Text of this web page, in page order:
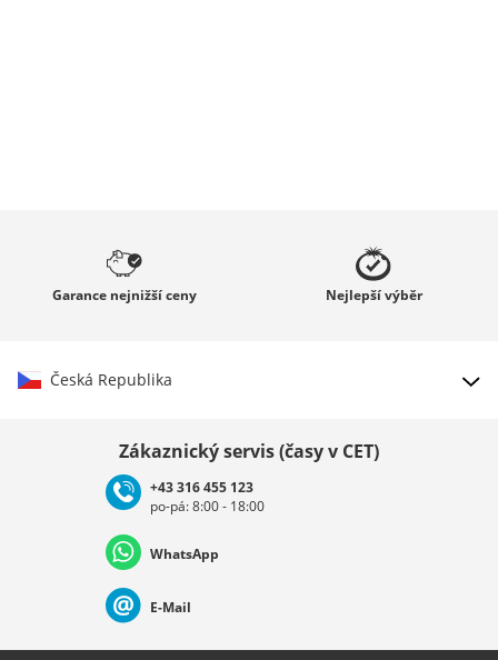
Garance nejnižší ceny Nejlepšívýběr
Česká Republika
Deutschland Österreich
Nederland Italia (Italiano) Italien (Deutsch)
Zákaznický servis (časy v CET)
+43 316 455 123
po-pá: 8:00 - 18:00
WhatsApp
E-Mail